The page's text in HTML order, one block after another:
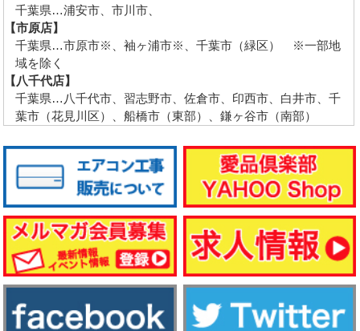
千葉県…浦安市、市川市、
【市原店】
千葉県…市原市※、袖ヶ浦市※、千葉市（緑区） ※一部地
域を除く
【八千代店】
千葉県…八千代市、習志野市、佐倉市、印西市、白井市、千
葉市（花見川区）、船橋市（東部）、鎌ヶ谷市（南部）